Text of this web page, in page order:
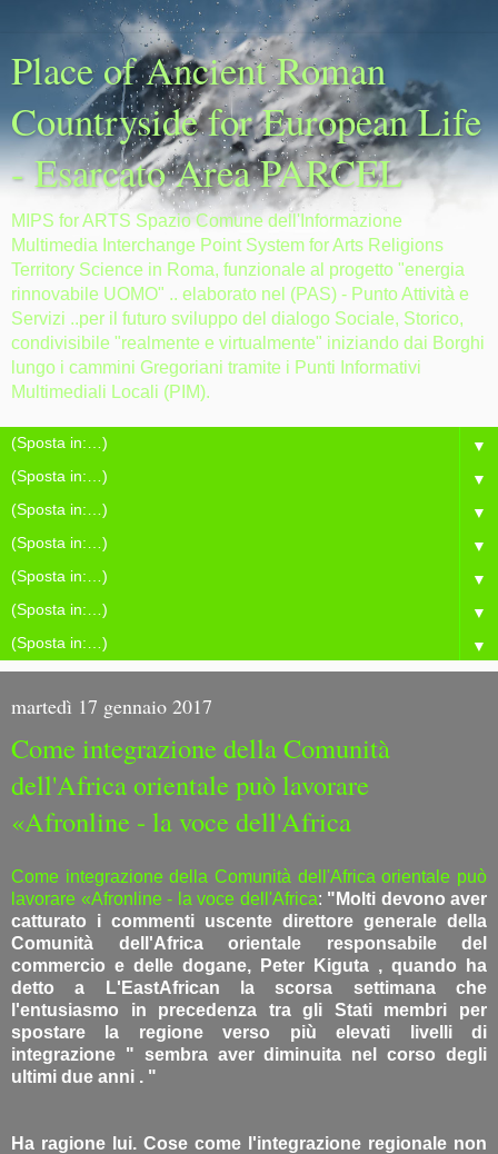
Place of Ancient Roman
Countryside for European Life
- Esarcato Area PARCEL
MIPS for ARTS Spazio Comune dell'Informazione
Multimedia Interchange Point System for Arts Religions
Territory Science in Roma, funzionale al progetto "energia
rinnovabile UOMO" .. elaborato nel (PAS) - Punto Attività e
Servizi ..per il futuro sviluppo del dialogo Sociale, Storico,
condivisibile "realmente e virtualmente" iniziando dai Borghi
lungo i cammini Gregoriani tramite i Punti Informativi
Multimediali Locali (PIM).
▼
▼
▼
▼
▼
▼
▼
martedì 17 gennaio 2017
Come integrazione della Comunità
dell'Africa orientale può lavorare
«Afronline - la voce dell'Africa
Come integrazione della Comunità dell'Africa orientale può
lavorare «Afronline - la voce dell'Africa: "Molti devono aver
catturato i commenti uscente direttore generale della
Comunità dell'Africa orientale responsabile del
commercio e delle dogane, Peter Kiguta , quando ha
detto a L'EastAfrican la scorsa settimana che
l'entusiasmo in precedenza tra gli Stati membri per
spostare la regione verso più elevati livelli di
integrazione " sembra aver diminuita nel corso degli
ultimi due anni . "
Ha ragione lui. Cose come l'integrazione regionale non